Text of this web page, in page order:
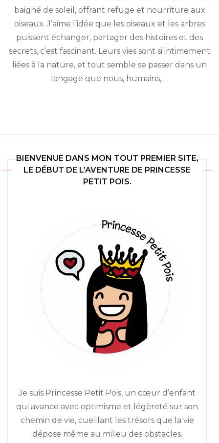
Monde
baigné de soleil, offrant refuge et nourriture aux
oiseaux. J’aime l’idée que les oiseaux et les arbres
puissent échanger, partager des histoires et des
secrets, c’est fascinant. Leurs vies sont si intimement
liées à la nature, et tout semble se passer dans un
langage que nous, humains, …
BIENVENUE DANS MON TOUT PREMIER SITE,
LE DÉBUT DE L’AVENTURE DE PRINCESSE
PETIT POIS.
Je suis Princesse Petit Pois, un cœur d’enfant
qui avance avec optimisme et légèreté sur son
chemin de vie, cueillant les trésors que la vie
dépose même au milieu des obstacles.